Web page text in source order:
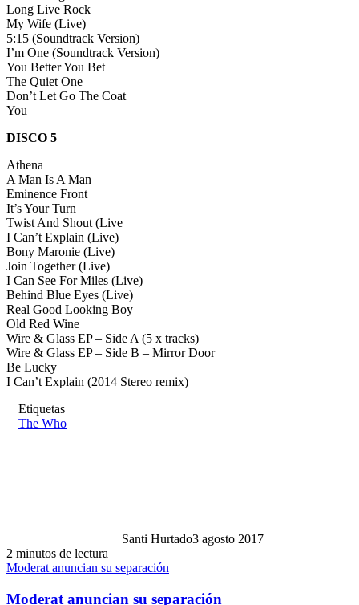
Long Live Rock
My Wife (Live)
5:15 (Soundtrack Version)
I’m One (Soundtrack Version)
You Better You Bet
The Quiet One
Don’t Let Go The Coat
You
DISCO 5
Athena
A Man Is A Man
Eminence Front
It’s Your Turn
Twist And Shout (Live
I Can’t Explain (Live)
Bony Maronie (Live)
Join Together (Live)
I Can See For Miles (Live)
Behind Blue Eyes (Live)
Real Good Looking Boy
Old Red Wine
Wire & Glass EP – Side A (5 x tracks)
Wire & Glass EP – Side B – Mirror Door
Be Lucky
I Can’t Explain (2014 Stereo remix)
Etiquetas
The Who
Santi Hurtado3 agosto 2017
2 minutos de lectura
Moderat anuncian su separación
Moderat anuncian su separación